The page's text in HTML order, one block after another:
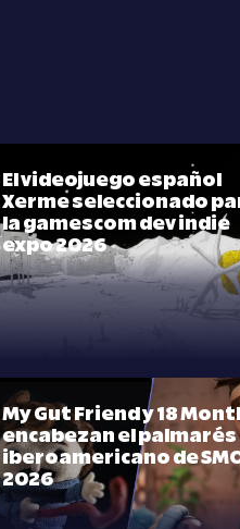
El videojuego español
Xerme seleccionado
la gamescom dev indie
expo 2026
My Gut Friend y 18
encabezan el palmarés
iberoamericano de
2026